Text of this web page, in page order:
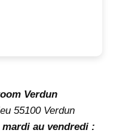
Verdun
55100 Verdun
mardi au vendredi :